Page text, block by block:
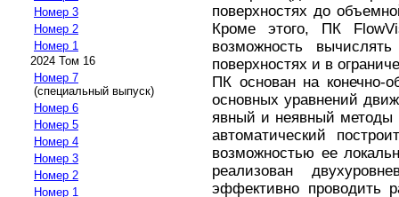
Номер 3
Номер 2
Номер 1
2024 Том 16
Номер 7
(специальный выпуск)
Номер 6
Номер 5
Номер 4
Номер 3
Номер 2
Номер 1
поверхностях до
Кроме этого, ПК
возможность
поверхностях и в
ПК основан на конечно-
основных уравнений
явный и неявный методы
автоматический
возможностью ее
реализован
эффективно проводить